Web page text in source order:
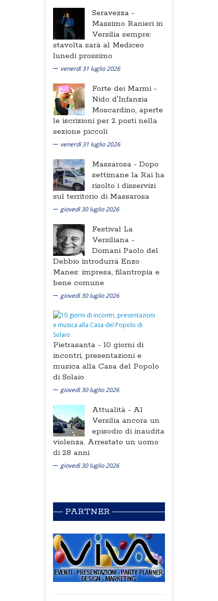
Seravezza -
Massimo Ranieri in
Versilia sempre:
stavolta sarà al Mediceo
lunedi prossimo
venerdì 31 luglio 2026
Forte dei Marmi -
Nido d'Infanzia
Moscardino, aperte
le iscrizioni per 2 posti nella
sezione piccoli
venerdì 31 luglio 2026
Massarosa - Dopo
settimane la Rai ha
risolto i disservizi
sul territorio di Massarosa
giovedì 30 luglio 2026
Festival La
Versiliana -
Domani Paolo del
Debbio introdurrà Enzo
Manes: impresa, filantropia e
bene comune
giovedì 30 luglio 2026
Pietrasanta - 10 giorni di
incontri, presentazioni e
musica alla Casa del Popolo
di Solaio
giovedì 30 luglio 2026
Attualità - Al
Versilia ancora un
episodio di inaudita
violenza. Arrestato un uomo
di 28 anni
giovedì 30 luglio 2026
PARTNER